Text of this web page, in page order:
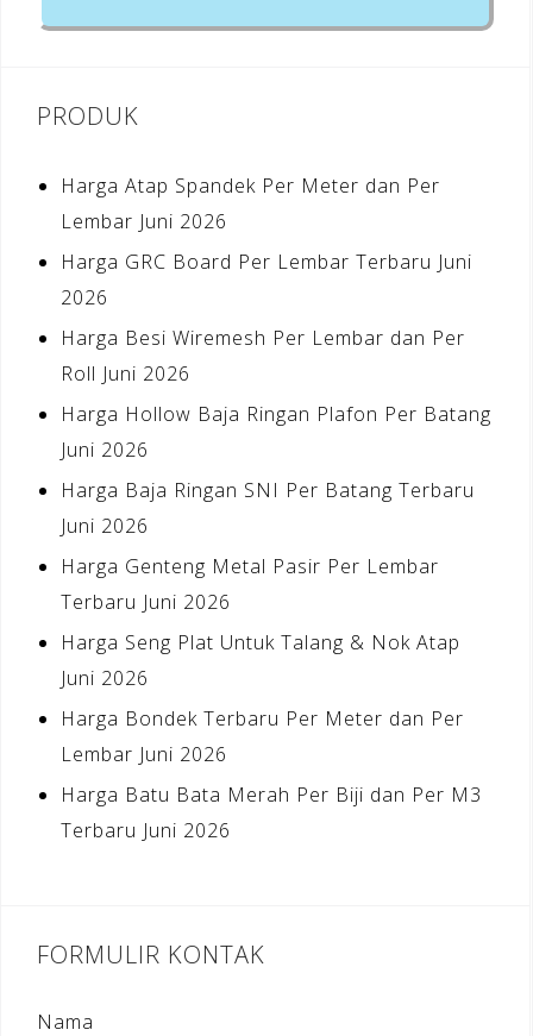
PRODUK
Harga Atap Spandek Per Meter dan Per
Lembar Juni 2026
Harga GRC Board Per Lembar Terbaru Juni
2026
Harga Besi Wiremesh Per Lembar dan Per
Roll Juni 2026
Harga Hollow Baja Ringan Plafon Per Batang
Juni 2026
Harga Baja Ringan SNI Per Batang Terbaru
Juni 2026
Harga Genteng Metal Pasir Per Lembar
Terbaru Juni 2026
Harga Seng Plat Untuk Talang & Nok Atap
Juni 2026
Harga Bondek Terbaru Per Meter dan Per
Lembar Juni 2026
Harga Batu Bata Merah Per Biji dan Per M3
Terbaru Juni 2026
FORMULIR KONTAK
Nama